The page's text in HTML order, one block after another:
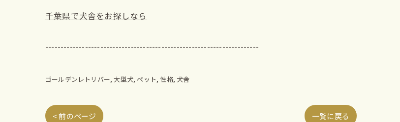
千葉県で犬舎をお探しなら
----------------------------------------------------------------------
ゴールデンレトリバー 大型犬 ペット 性格 犬舎
< 前のページ 一覧に戻る